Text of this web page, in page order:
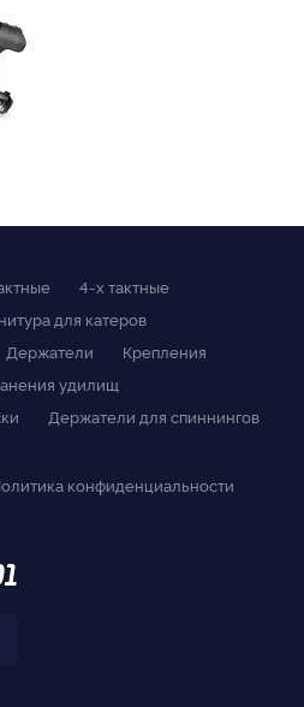
4-x тактные
для катеров
Держатели
Крепления
удилищ
Держатели для спиннингов
конфиденциальности